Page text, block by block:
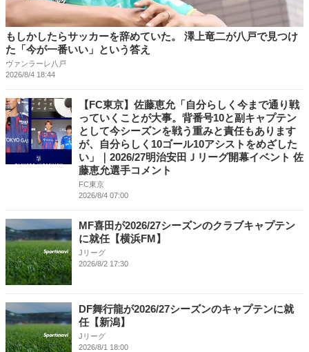
もしかしたらサッカーを辞めていた。 澤上竜二が八戸で見つけ
た「今が一番いい」という答え
ヴァンラーレ八戸
2026/8/4 18:44
【FC東京】佐藤恵允「自分らしく今まで通り戦
っていくことが大事。背番号10と副キャプテン
として今シーズンを戦う重みと責任もあります
が、自分らしく10ゴール10アシストをめざした
い」｜2026/27明治安田Ｊリーグ開幕イベント 佐
藤恵允選手コメント
FC東京
2026/8/4 07:00
MF喜田が2026/27シーズンのクラブキャプテン
に就任【横浜FM】
Jリーグ
2026/8/2 17:30
DF舞行龍が2026/27シーズンのキャプテンに就
任【新潟】
Jリーグ
2026/8/1 18:00